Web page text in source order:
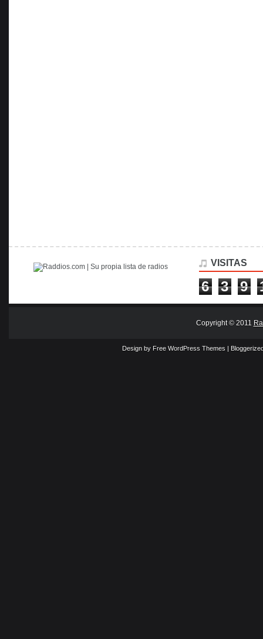
VISITAS
6 3 9
Copyright © 2011
Design by Free WordPress Themes |